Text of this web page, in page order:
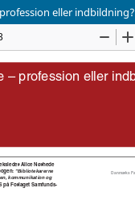
eller indbildning?